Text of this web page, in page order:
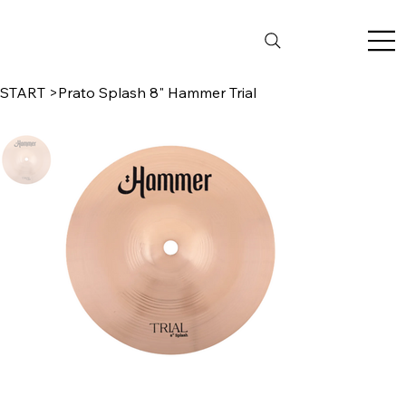
START >Prato Splash 8" Hammer Trial